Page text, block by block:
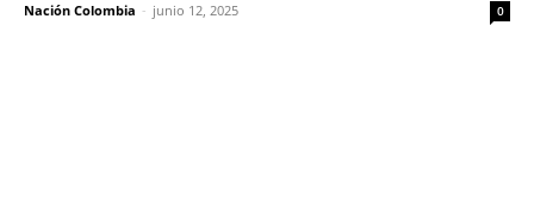
Nación Colombia - junio 12, 2025 0